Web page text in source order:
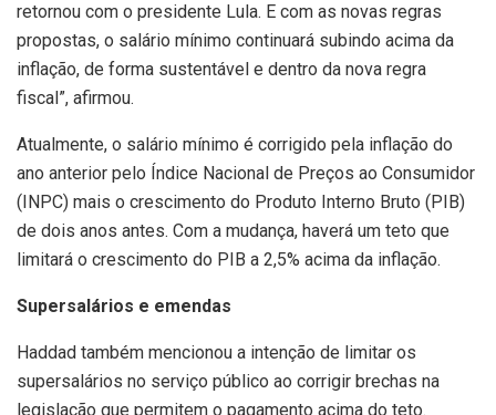
retornou com o presidente Lula. E com as novas regras
propostas, o salário mínimo continuará subindo acima da
inflação, de forma sustentável e dentro da nova regra
fiscal”, afirmou.
Atualmente, o salário mínimo é corrigido pela inflação do
ano anterior pelo Índice Nacional de Preços ao Consumidor
(INPC) mais o crescimento do Produto Interno Bruto (PIB)
de dois anos antes. Com a mudança, haverá um teto que
limitará o crescimento do PIB a 2,5% acima da inflação.
Supersalários e emendas
Haddad também mencionou a intenção de limitar os
supersalários no serviço público ao corrigir brechas na
legislação que permitem o pagamento acima do teto.